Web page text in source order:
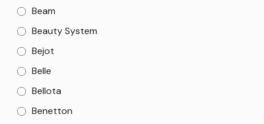
Beam
Beauty System
Bejot
Belle
Bellota
Benetton